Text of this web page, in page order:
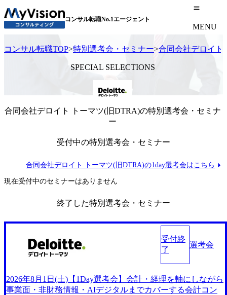
コンサル転職No.1エージェント
MENU
コンサル転職TOP>特別選考会・セミナー>合同会社デロイト
SPECIAL SELECTIONS
合同会社デロイト トーマツ(旧DTRA)の特別選考会・セミナ
ー
受付中の特別選考会・セミナー
合同会社デロイト トーマツ(旧DTRA)の1day選考会はこちら
現在受付中のセミナーはありません
終了した特別選考会・セミナー
受付終
了
選考会
2026年8月1日(土)【1Day選考会】会計・経理を軸にしながら
事業面・非財務情報・AIデジタルまでカバーする会計コン